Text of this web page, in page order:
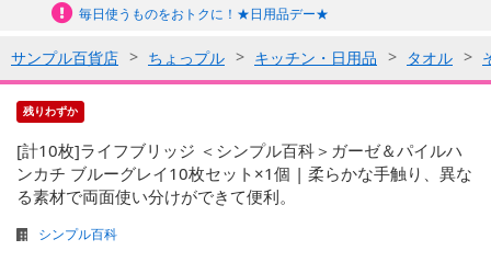
毎日使うものをおトクに！★日用品デー★
サンプル百貨店 ちょっプル キッチン・日用品 タオル
残りわずか
[計10枚]ライフブリッジ ＜シンプル百科＞ガーゼ＆パイルハ
ンカチ ブルーグレイ10枚セット×1個 | 柔らかな手触り、異な
る素材で両面使い分けができて便利。
シンプル百科